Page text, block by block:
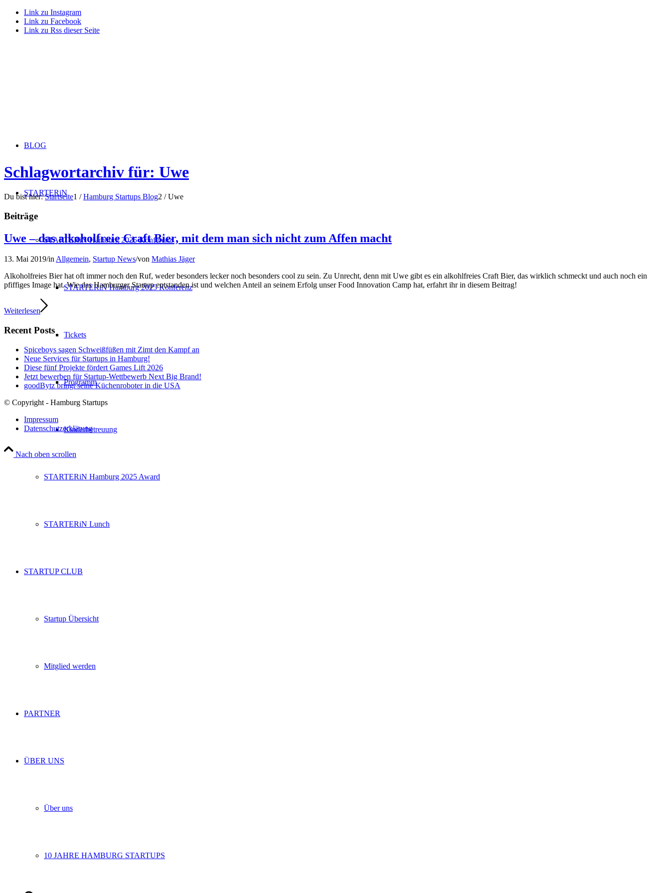
Link zu Instagram
Link zu Facebook
Link zu Rss dieser Seite
BLOG
STARTERiN
STARTERiN Hamburg 2025 Konferenz
STARTERiN Hamburg 2025 Konferenz
Tickets
Programm
Kinderbetreuung
STARTERiN Hamburg 2025 Award
STARTERiN Lunch
STARTUP CLUB
Startup Übersicht
Mitglied werden
PARTNER
ÜBER UNS
Über uns
10 JAHRE HAMBURG STARTUPS
Schlagwortarchiv für: Uwe
Du bist hier: Startseite1 / Hamburg Startups Blog2 / Uwe
Beiträge
Uwe – das alkoholfreie Craft Bier, mit dem man sich nicht zum Affen macht
13. Mai 2019/inAllgemein, Startup News/von Mathias Jäger
Alkoholfreies Bier hat oft immer noch den Ruf, weder besonders lecker noch besonders cool zu sein. Zu Unrecht, denn mit Uwe gibt es ein alkohlfreies Craft Bier, das wirklich schmeckt und auch noch ein
pfiffiges Image hat. Wie das Hamburger Startup entstanden ist und welchen Anteil an seinem Erfolg unser Food Innovation Camp hat, erfahrt ihr in diesem Beitrag!
Weiterlesen
Recent Posts
Spiceboys sagen Schweißfüßen mit Zimt den Kampf an
Neue Services für Startups in Hamburg!
Diese fünf Projekte fördert Games Lift 2026
Jetzt bewerben für Startup-Wettbewerb Next Big Brand!
goodBytz bringt seine Küchenroboter in die USA
© Copyright - Hamburg Startups
Impressum
Datenschutzerklärung
Nach oben scrollen